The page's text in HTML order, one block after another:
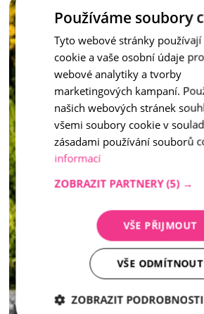
Vymývaný schod není jen praktickým
doplněk, který dotváří celkový ráz
prostoru.
inspirace -
Používáme soubory
Tyto webové stránky
cookie a vaše osobní údaje
webové analytiky a tvorby
marketingových kampaní.
našich webových stránek
všemi soubory cookie v
zásadami používání souborů
informací
ZOBRAZIT PARTNERY (5) →
VŠE PŘIJMOUT
VŠE ODMÍTNOUT
ZOBRAZIT PODROBNOSTI